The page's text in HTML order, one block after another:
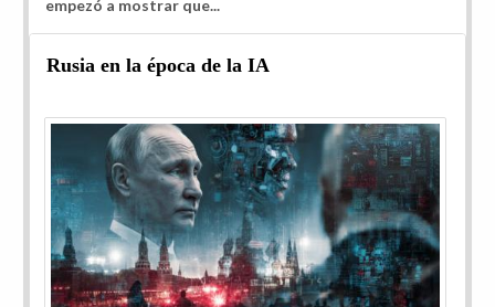
empezó a mostrar que...
Rusia en la época de la IA